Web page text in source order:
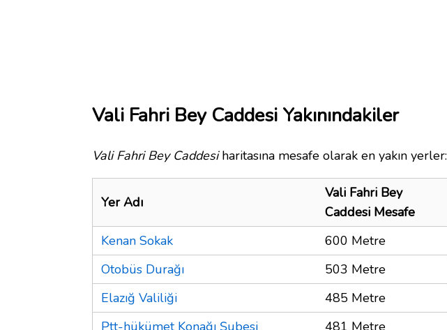
Vali Fahri Bey Caddesi Yakınındakiler
Vali Fahri Bey Caddesiharitasına mesafe olarak en yakın yerler:
Yer Adı
Vali Fahri Bey
Caddesi Mesafe
Kenan Sokak
600 Metre
Otobüs Durağı
503 Metre
Elazığ Valiliği
485 Metre
Ptt-hükümet Konağı Şubesi
481 Metre